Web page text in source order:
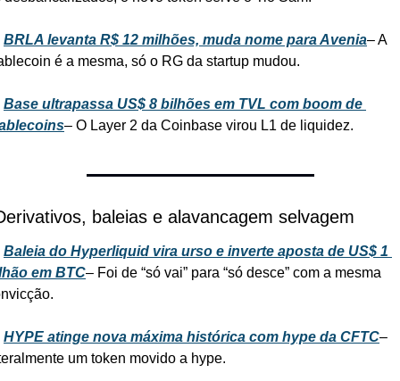
BRLA levanta R$ 12 milhões, muda nome para Avenia– A
é a mesma, só o RG da startup mudou.
Base ultrapassa US$ 8 bilhões em TVL com boom de
– O Layer 2 da Coinbase virou L1 de liquidez.
baleias e alavancagem selvagem
Baleia do Hyperliquid vira urso e inverte aposta de US$ 1
em BTC– Foi de “só vai” para “só desce” com a mesma
HYPE atinge nova máxima histórica com hype da CFTC–
um token movido a hype.